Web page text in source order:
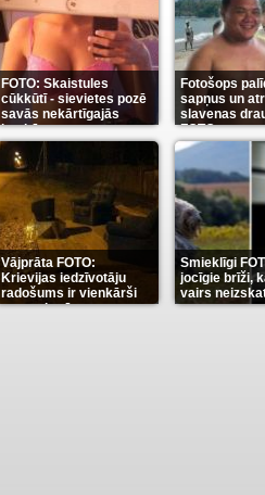
FOTO: Skaistules
cūkkūtī - sievietes pozē
savās nekārtīgajās
istabās(12)
Fotošops
sapņus un
slavenas
FOTO(13)
Vājprāta FOTO:
Krievijas iedzīvotāju
radošums ir vienkārši
neaprakstāms(7)
Smieklīgi
jocīgie brīži,
vairs
suņa(11)